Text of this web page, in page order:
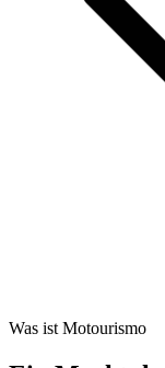
Was ist Motourismo